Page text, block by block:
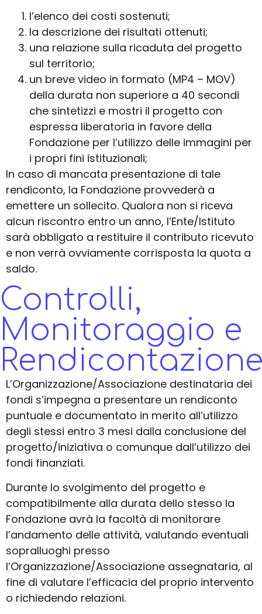
l’elenco dei costi sostenuti;
la descrizione dei risultati ottenuti;
una relazione sulla ricaduta del progetto
sul territorio;
un breve video in formato (MP4 – MOV)
della durata non superiore a 40 secondi
che sintetizzi e mostri il progetto con
espressa liberatoria in favore della
Fondazione per l’utilizzo delle immagini per
i propri fini istituzionali;
In caso di mancata presentazione di tale
rendiconto, la Fondazione provvederà a
emettere un sollecito. Qualora non si riceva
alcun riscontro entro un anno, l’Ente/Istituto
sarà obbligato a restituire il contributo ricevuto
e non verrà ovviamente corrisposta la quota a
saldo.
Controlli,
Monitoraggio e
L’Organizzazione/Associazione destinataria dei
fondi s’impegna a presentare un rendiconto
puntuale e documentato in merito all’utilizzo
degli stessi entro 3 mesi dalla conclusione del
progetto/iniziativa o comunque dall’utilizzo dei
fondi finanziati.
Durante lo svolgimento del progetto e
compatibilmente alla durata dello stesso la
Fondazione avrà la facoltà di monitorare
l’andamento delle attività, valutando eventuali
sopralluoghi presso
l’Organizzazione/Associazione assegnataria, al
fine di valutare l’efficacia del proprio intervento
o richiedendo relazioni.